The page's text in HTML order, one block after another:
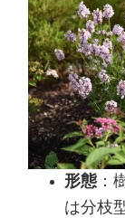
形態 ：
は分枝